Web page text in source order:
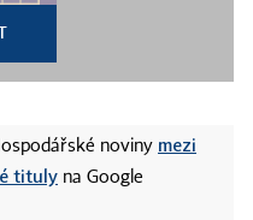
noviny mezi
tituly na Google